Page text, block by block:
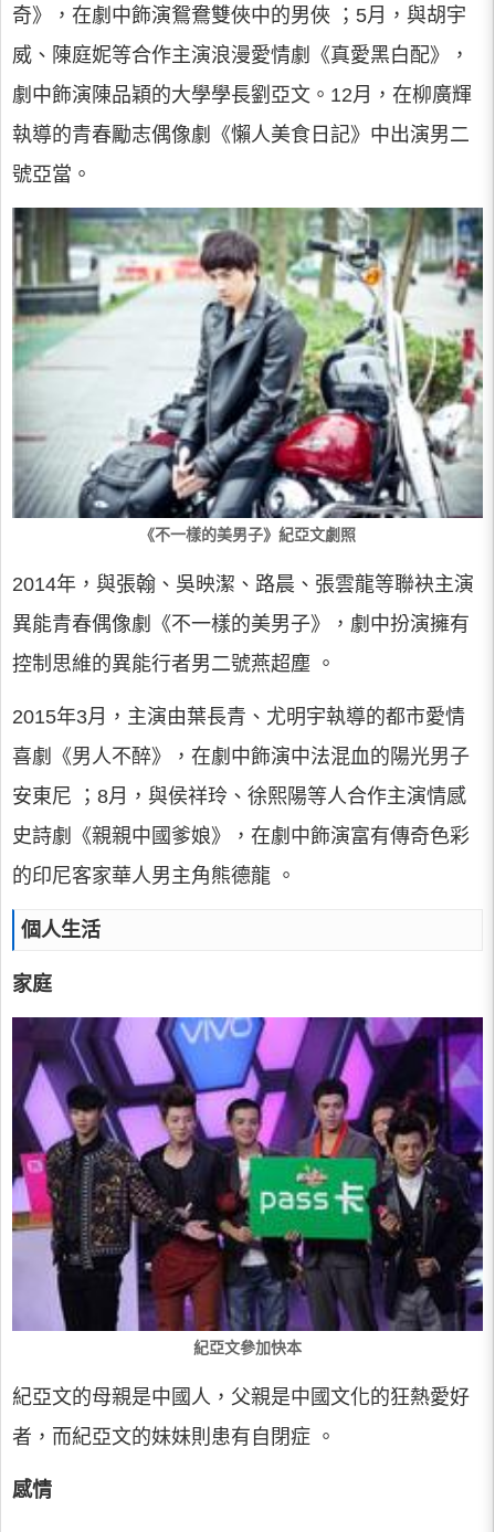
奇》，在劇中飾演鴛鴦雙俠中的男俠 ；5月，與胡宇
威、陳庭妮等合作主演浪漫愛情劇《真愛黑白配》，
劇中飾演陳品穎的大學學長劉亞文。12月，在柳廣輝
執導的青春勵志偶像劇《懶人美食日記》中出演男二
號亞當。
《不一樣的美男子》紀亞文劇照
2014年，與張翰、吳映潔、路晨、張雲龍等聯袂主演
異能青春偶像劇《不一樣的美男子》，劇中扮演擁有
控制思維的異能行者男二號燕超塵 。
2015年3月，主演由葉長青、尤明宇執導的都市愛情
喜劇《男人不醉》，在劇中飾演中法混血的陽光男子
安東尼 ；8月，與侯祥玲、徐熙陽等人合作主演情感
史詩劇《親親中國爹娘》，在劇中飾演富有傳奇色彩
的印尼客家華人男主角熊德龍 。
個人生活
家庭
紀亞文參加快本
紀亞文的母親是中國人，父親是中國文化的狂熱愛好
者，而紀亞文的妹妹則患有自閉症 。
感情